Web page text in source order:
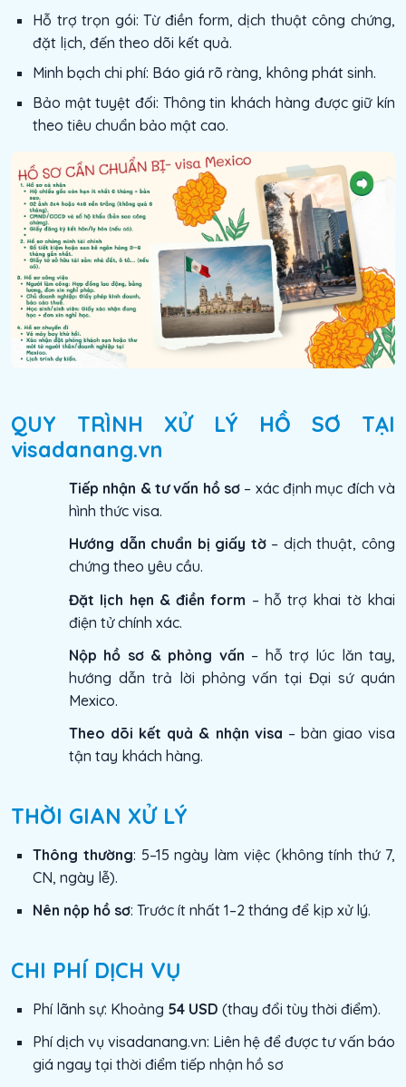
Hỗ trợ trọn gói: Từ điền form, dịch thuật công chứng,
đặt lịch, đến theo dõi kết quả.
Minh bạch chi phí: Báo giá rõ ràng, không phát sinh.
Bảo mật tuyệt đối: Thông tin khách hàng được giữ kín
theo tiêu chuẩn bảo mật cao.
QUY TRÌNH XỬ LÝ HỒ SƠ TẠI
visadanang.vn
Tiếp nhận & tư vấn hồ sơ – xác định mục đích và
hình thức visa.
Hướng dẫn chuẩn bị giấy tờ– dịch thuật, công
chứng theo yêu cầu.
Đặt lịch hẹn & điền form – hỗ trợ khai tờ khai
điện tử chính xác.
Nộp hồ sơ & phỏng vấn – hỗ trợ lúc lăn tay,
hướng dẫn trả lời phỏng vấn tại Đại sứ quán
Mexico.
Theo dõi kết quả & nhận visa – bàn giao visa
tận tay khách hàng.
THỜI GIAN XỬ LÝ
Thông thường: 5–15 ngày làm việc (không tính thứ 7,
CN, ngày lễ).
Nên nộp hồ sơ: Trước ít nhất 1–2 tháng để kịp xử lý.
CHI PHÍ DỊCH VỤ
Phí lãnh sự: Khoảng 54 USD (thay đổi tùy thời điểm).
Phí dịch vụ visadanang.vn: Liên hệ để được tư vấn báo
giá ngay tại thời điểm tiếp nhận hồ sơ